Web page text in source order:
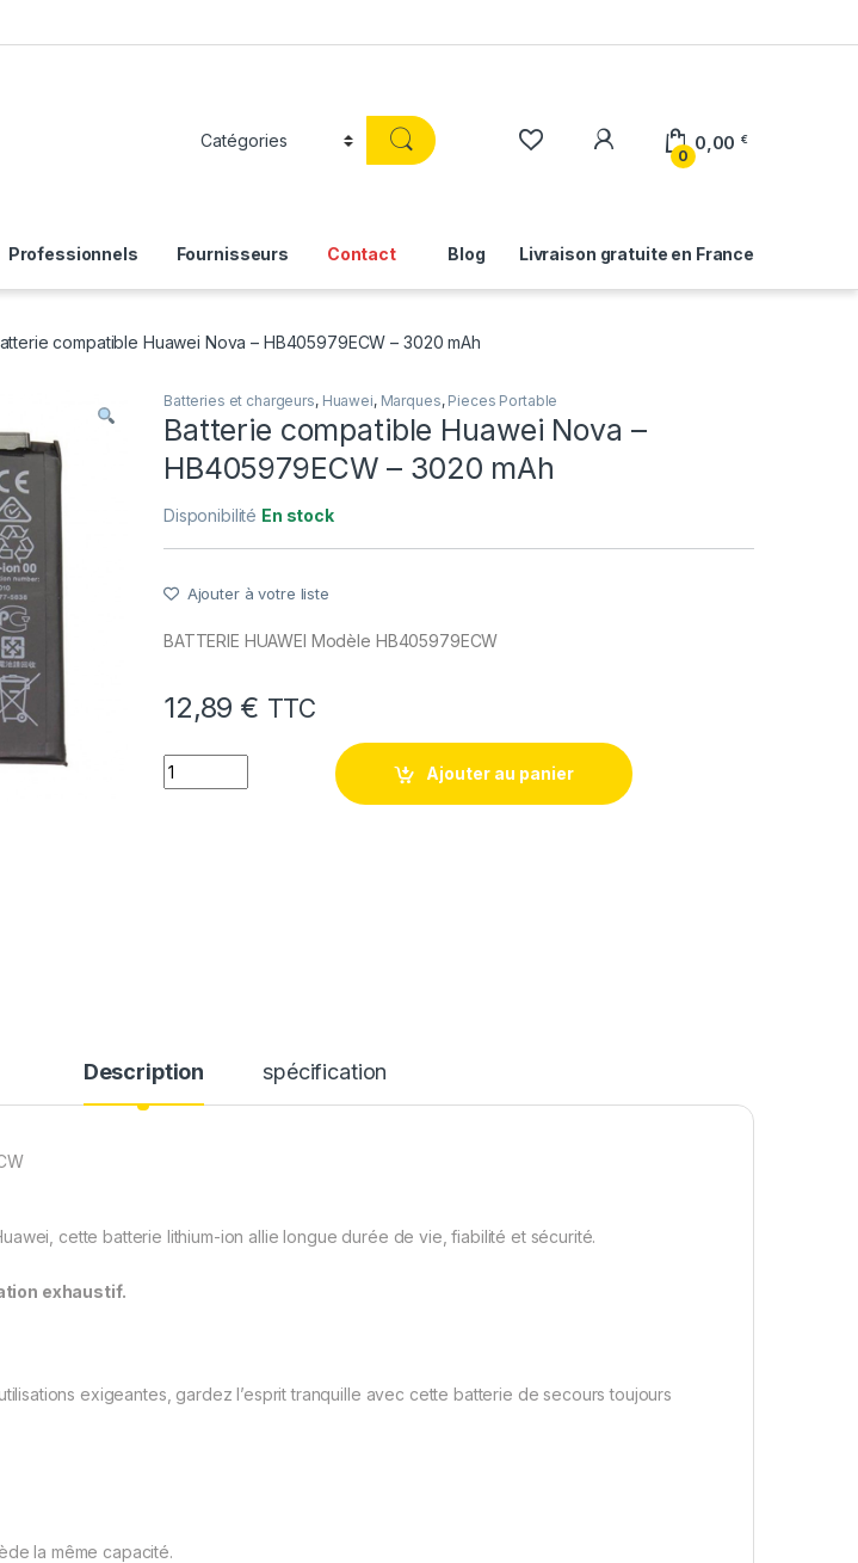
0
0,00 €
Professionnels Fournisseurs Contact Livraison gratuite en France
Blog
compatible Huawei Nova – HB405979ECW – 3020 mAh
Batteries et chargeurs, Huawei, Marques, Pieces Portable
Batterie compatible Huawei Nova –
HB405979ECW – 3020 mAh
Disponibilité En stock
Ajouter à votre liste
BATTERIE HUAWEI Modèle HB405979ECW
12,89 € TTC
quantité de Batterie compatible Huawei Nova - HB405979ECW - 3020 mAh
Ajouter au panier
Description spécification
cette batterie lithium-ion allie longue durée de vie, fiabilité et sécurité.
exhaustif.
exigeantes, gardez l’esprit tranquille avec cette batterie de secours toujours
la même capacité.